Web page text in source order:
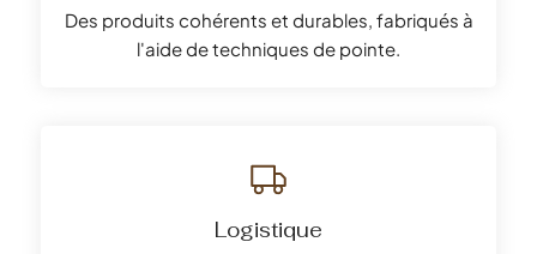
Des produits cohérents et durables, fabriqués à
l'aide de techniques de pointe.
Logistique